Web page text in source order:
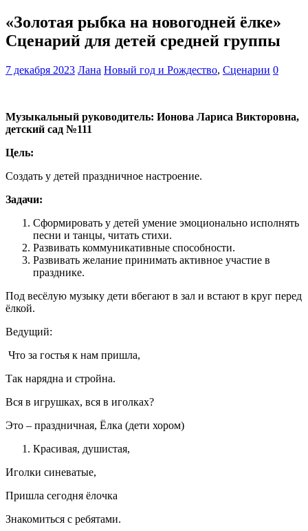
«Золотая рыбка на новогодней ёлке»
Сценарий для детей средней группы
7 декабря 2023 Лана Новый год и Рождество, Сценарии 0
Музыкальный руководитель: Ионова Лариса Викторовна,
детский сад №111
Цель:
Создать у детей праздничное настроение.
Задачи:
Сформировать у детей умение эмоционально исполнять
песни и танцы, читать стихи.
Развивать коммуникативные способности.
Развивать желание принимать активное участие в
празднике.
Под весёлую музыку дети вбегают в зал и встают в круг перед
ёлкой.
Ведущий:
Что за гостья к нам пришла,
Так нарядна и стройна.
Вся в игрушках, вся в иголках?
Это – праздничная, Ёлка (дети хором)
Красивая, душистая,
Иголки синеватые,
Пришла сегодня ёлочка
Знакомиться с ребятами.